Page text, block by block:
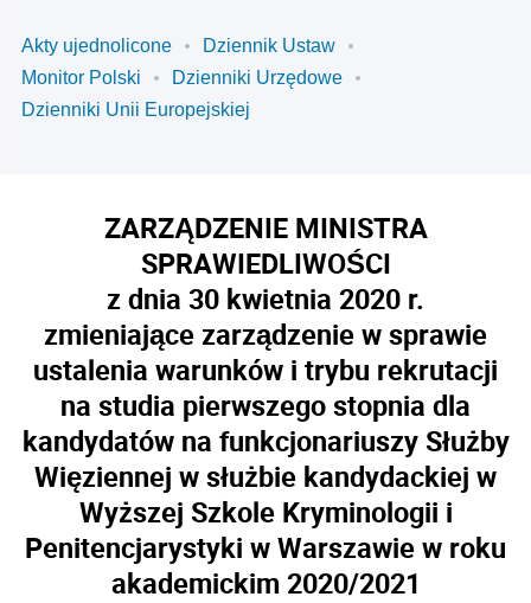
Akty ujednolicone
Dziennik Ustaw
Monitor Polski
Dzienniki Urzędowe
Dzienniki Unii Europejskiej
ZARZĄDZENIE MINISTRA
SPRAWIEDLIWOŚCI
z dnia 30 kwietnia 2020 r.
zmieniające zarządzenie w sprawie
ustalenia warunków i trybu rekrutacji
na studia pierwszego stopnia dla
kandydatów na funkcjonariuszy Służby
Więziennej w służbie kandydackiej w
Wyższej Szkole Kryminologii i
Penitencjarystyki w Warszawie w roku
akademickim 2020/2021